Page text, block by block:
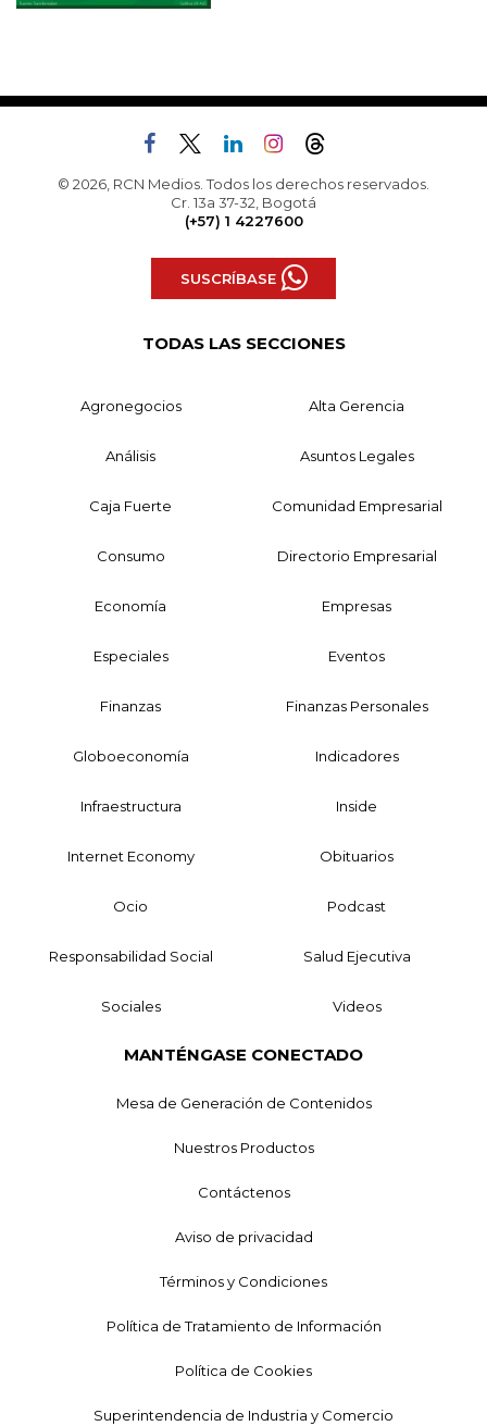
© 2026, RCN Medios. Todos los derechos reservados.
Cr. 13a 37-32, Bogotá
(+57) 1 4227600
SUSCRÍBASE
TODAS LAS SECCIONES
Agronegocios Alta Gerencia
Análisis Asuntos Legales
Caja Fuerte Comunidad Empresarial
Consumo Directorio Empresarial
Economía Empresas
Especiales Eventos
Finanzas Finanzas Personales
Globoeconomía Indicadores
Infraestructura Inside
Internet Economy Obituarios
Ocio Podcast
Responsabilidad Social Salud Ejecutiva
Sociales Videos
MANTÉNGASE CONECTADO
Mesa de Generación de Contenidos
Nuestros Productos
Contáctenos
Aviso de privacidad
Términos y Condiciones
Política de Tratamiento de Información
Política de Cookies
Superintendencia de Industria y Comercio